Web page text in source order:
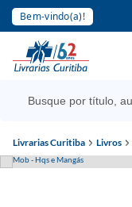
Bem-vindo(a)!
Livrarias Curitiba Livros